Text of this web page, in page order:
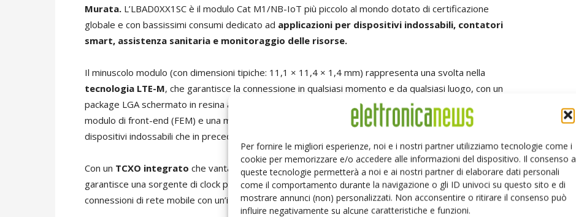
Per fornire le migliori esperienze, noi e i nostri partner utilizziamo tecnologie come i
cookie per memorizzare e/o accedere alle informazioni del dispositivo. Il consenso a
queste tecnologie permetterà a noi e ai nostri partner di elaborare dati personali
come il comportamento durante la navigazione o gli ID univoci su questo sito e di
mostrare annunci (non) personalizzati. Non acconsentire o ritirare il consenso può
influire negativamente su alcune caratteristiche e funzioni.
Murata. L’LBAD0XX1SC è il modulo Cat M1/NB-IoT più piccolo al mondo dotato di certificazione
globale e con bassissimi consumi dedicato ad applicazioni per dispositivi indossabili, contatori
smart, assistenza sanitaria e monitoraggio delle risorse.
Il minuscolo modulo (con dimensioni tipiche: 11,1 × 11,4 × 1,4 mm) rappresenta una svolta nella
tecnologia LTE-M, che garantisce la connessione in qualsiasi momento e da qualsiasi luogo, con un
package LGA schermato in resina argentata che include un ricetrasmettitore Sony ALT1250, un
modulo di front-end (FEM) e una memoria flash esterna da 16 MB. Il design compatto è ideale per
dispositivi indossabili che in precedenza non erano dotati di interfaccia di connettività mobile.
Con un TCXO integrato che vanta solide caratteristiche termiche a bassa deriva, il modulo tipo 1SC
garantisce una sorgente di clock precisa per il ricetrasmettitore RF, ottimizzando l’affidabilità delle
connessioni di rete mobile con un’interfaccia AT Command intuitiva.